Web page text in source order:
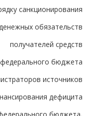
санкционирования
обязательств
получателей средств
федерального бюджета
источников
дефицита